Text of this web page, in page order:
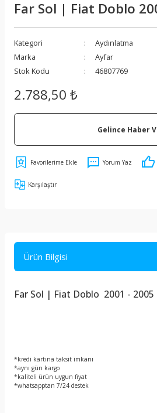
Far Sol | Fiat Doblo
Kategori
Aydınlatma
Marka
Ayfar
Stok Kodu
46807769
2.788,50 ₺
Gelince Haber
Yorum Yaz
Karşılaştır
Ürün Bilgisi
Far Sol | Fiat Doblo 2001 - 2005
*kredi kartına taksit imkanı
*aynı gün kargo
*kaliteli ürün uygun fiyat
*whatsapptan 7/24 destek